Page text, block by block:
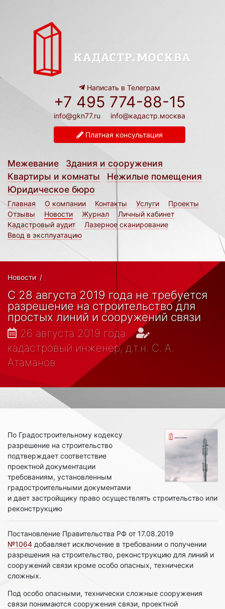
Написать в Телеграм
+7 495 774-88-15
info@gkn77.ru info@кадастр.москва
Платная консультация
Межевание
Здания и сооружения
Квартиры и комнаты
Нежилые помещения
Юридическое бюро
Главная О компании Контакты Услуги
Проекты
Отзывы
Новости Журнал
Личный кабинет
Кадастровый аудит
Лазерное сканирование
Ввод в эксплуатацию
Новости /
С 28 августа 2019 года не требуется
разрешение на строительство для
простых линий и сооружений связи
26 августа 2019 года
кадастровый инженер, д.т.н. С. А.
Атаманов
По Градостроительному кодексу
разрешение на строительство
подтверждает соответствие
проектной документации
требованиям, установленным
градостроительными документами
и дает застройщику право осуществлять строительство или
реконструкцию
Постановление Правительства РФ от 17.08.2019
№1064 добавляет исключение в требовании о получении
разрешения на строительство, реконструкцию для линий и
сооружений связи кроме особо опасных, технически
сложных.
Под особо опасными, технически сложные сооружения
связи понимаются сооружения связи, проектной